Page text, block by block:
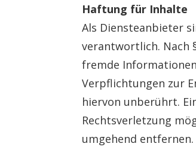
Haftung für Inhalte
Als Diensteanbieter
verantwortlich. Nach
fremde
Verpflichtungen zur
hiervon unberührt.
Rechtsverletzung
umgehend entfernen.